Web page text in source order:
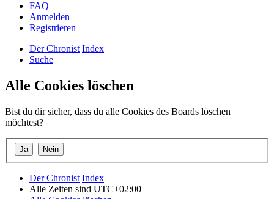
FAQ
Anmelden
Registrieren
Der Chronist Index
Suche
Alle Cookies löschen
Bist du dir sicher, dass du alle Cookies des Boards löschen
möchtest?
Der Chronist Index
Alle Zeiten sind UTC+02:00